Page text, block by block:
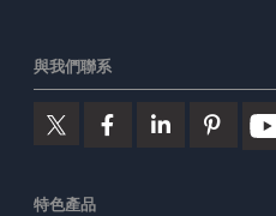
與我們聯系
特色產品